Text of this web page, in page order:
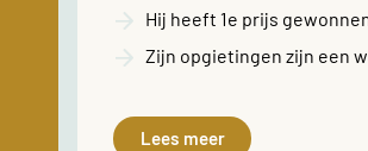
Hij heeft 1e prijs
Zijn opgietingen zijn een
Lees meer